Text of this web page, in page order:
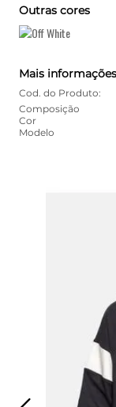
Outras cores
Mais informações
Cod. do Produto:
Composição
Cor
Modelo